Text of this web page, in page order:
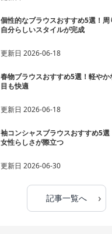
個性的なブラウスおすすめ5選！
自分らしいスタイルが完成
更新日2026-06-18
春物ブラウスおすすめ5選！軽や
目も快適
更新日2026-06-18
袖コンシャスブラウスおすすめ5
女性らしさが際立つ
更新日2026-06-30
記事一覧へ ›